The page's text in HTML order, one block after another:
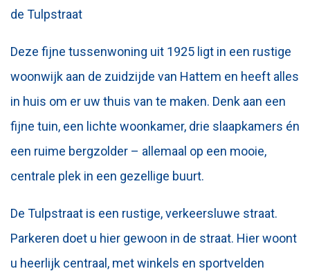
de Tulpstraat
Deze fijne tussenwoning uit 1925 ligt in een rustige
woonwijk aan de zuidzijde van Hattem en heeft alles
in huis om er uw thuis van te maken. Denk aan een
fijne tuin, een lichte woonkamer, drie slaapkamers én
een ruime bergzolder – allemaal op een mooie,
centrale plek in een gezellige buurt.
De Tulpstraat is een rustige, verkeersluwe straat.
Parkeren doet u hier gewoon in de straat. Hier woont
u heerlijk centraal, met winkels en sportvelden